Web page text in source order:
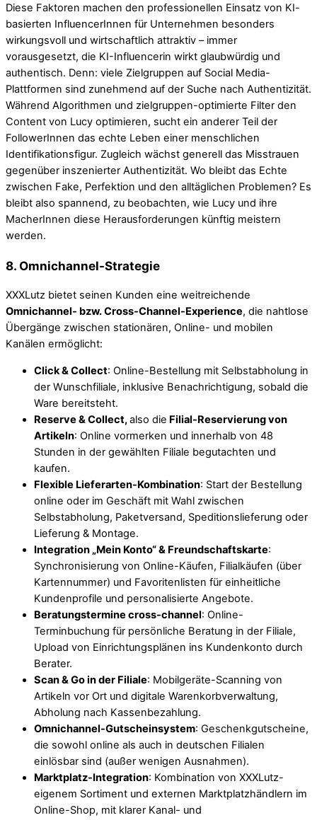
Diese Faktoren machen den professionellen Einsatz von KI-
basierten InfluencerInnen für Unternehmen besonders
wirkungsvoll und wirtschaftlich attraktiv – immer
vorausgesetzt, die KI-Influencerin wirkt glaubwürdig und
authentisch. Denn: viele Zielgruppen auf Social Media-
Plattformen sind zunehmend auf der Suche nach Authentizität.
Während Algorithmen und zielgruppen-optimierte Filter den
Content von Lucy optimieren, sucht ein anderer Teil der
FollowerInnen das echte Leben einer menschlichen
Identifikationsfigur. Zugleich wächst generell das Misstrauen
gegenüber inszenierter Authentizität. Wo bleibt das Echte
zwischen Fake, Perfektion und den alltäglichen Problemen? Es
bleibt also spannend, zu beobachten, wie Lucy und ihre
MacherInnen diese Herausforderungen künftig meistern
werden.
8. Omnichannel-Strategie
XXXLutz bietet seinen Kunden eine weitreichende
Omnichannel- bzw. Cross-Channel-Experience, die nahtlose
Übergänge zwischen stationären, Online- und mobilen
Kanälen ermöglicht:
Click & Collect: Online-Bestellung mit Selbstabholung in
der Wunschfiliale, inklusive Benachrichtigung, sobald die
Ware bereitsteht.
Reserve & Collect,also die Filial-Reservierung von
Artikeln: Online vormerken und innerhalb von 48
Stunden in der gewählten Filiale begutachten und
kaufen.
Flexible Lieferarten-Kombination: Start der Bestellung
online oder im Geschäft mit Wahl zwischen
Selbstabholung, Paketversand, Speditionslieferung oder
Lieferung & Montage.
Integration „Mein Konto“ & Freundschaftskarte:
Synchronisierung von Online-Käufen, Filialkäufen (über
Kartennummer) und Favoritenlisten für einheitliche
Kundenprofile und personalisierte Angebote.
Beratungstermine cross-channel: Online-
Terminbuchung für persönliche Beratung in der Filiale,
Upload von Einrichtungsplänen ins Kundenkonto durch
Berater.
Scan & Go in der Filiale: Mobilgeräte-Scanning von
Artikeln vor Ort und digitale Warenkorbverwaltung,
Abholung nach Kassenbezahlung.
Omnichannel-Gutscheinsystem: Geschenkgutscheine,
die sowohl online als auch in deutschen Filialen
einlösbar sind (außer wenigen Ausnahmen).
Marktplatz-Integration: Kombination von XXXLutz-
eigenem Sortiment und externen Marktplatzhändlern im
Online-Shop, mit klarer Kanal- und